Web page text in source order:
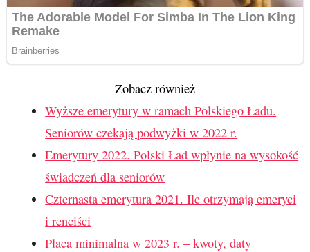
Zobacz również
Wyższe emerytury w ramach Polskiego Ładu.
Seniorów czekają podwyżki w 2022 r.
Emerytury 2022. Polski Ład wpłynie na wysokość
świadczeń dla seniorów
Czternasta emerytura 2021. Ile otrzymają emeryci
i renciści
Płaca minimalna w 2023 r. – kwoty, daty